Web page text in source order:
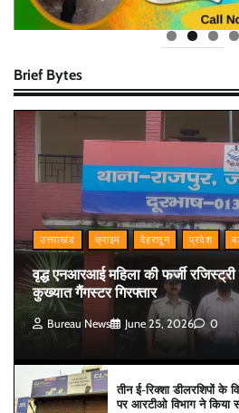
Brief Bytes
उत्तराखंड क्राइम देहरादून प्रदेश
वृद्ध एनआरआई महिला की फर्जी
कुख्यात गैंगस्टर गिरफ्तार
Bureau News June 25, 2026 0
तीन ई-रिक्शा डीलरशिपों के
पर आरटीओ विभाग ने किया